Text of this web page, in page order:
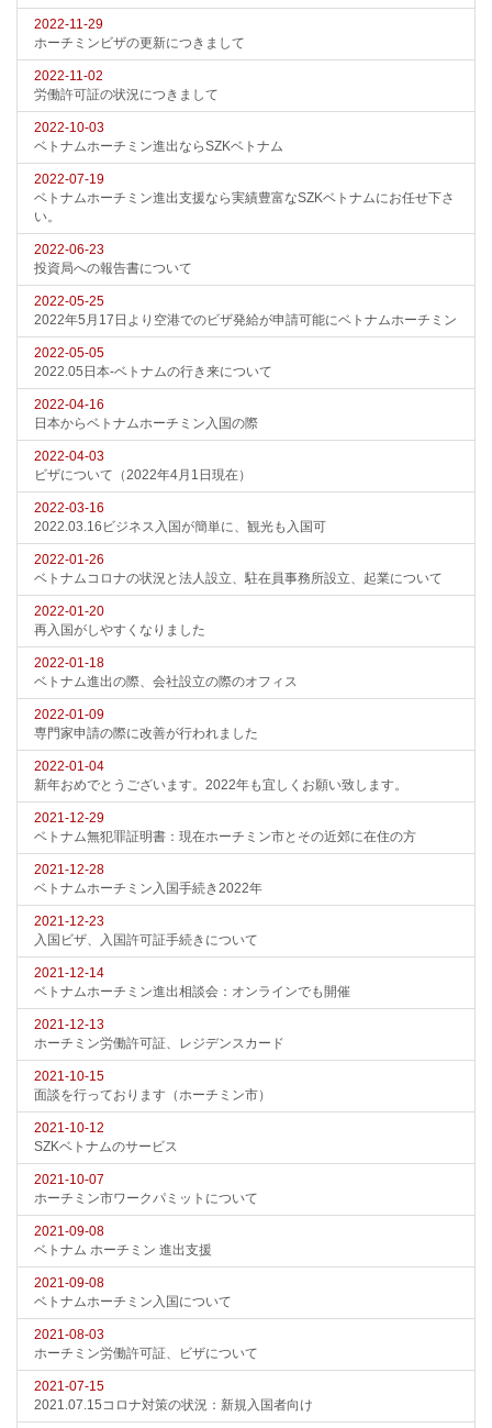
2022-11-29
ホーチミンビザの更新につきまして
2022-11-02
労働許可証の状況につきまして
2022-10-03
ベトナムホーチミン進出ならSZKベトナム
2022-07-19
ベトナムホーチミン進出支援なら実績豊富なSZKベトナムにお任せ下さ
い。
2022-06-23
投資局への報告書について
2022-05-25
2022年5月17日より空港でのビザ発給が申請可能にベトナムホーチミン
2022-05-05
2022.05日本-ベトナムの行き来について
2022-04-16
日本からベトナムホーチミン入国の際
2022-04-03
ビザについて（2022年4月1日現在）
2022-03-16
2022.03.16ビジネス入国が簡単に、観光も入国可
2022-01-26
ベトナムコロナの状況と法人設立、駐在員事務所設立、起業について
2022-01-20
再入国がしやすくなりました
2022-01-18
ベトナム進出の際、会社設立の際のオフィス
2022-01-09
専門家申請の際に改善が行われました
2022-01-04
新年おめでとうございます。2022年も宜しくお願い致します。
2021-12-29
ベトナム無犯罪証明書：現在ホーチミン市とその近郊に在住の方
2021-12-28
ベトナムホーチミン入国手続き2022年
2021-12-23
入国ビザ、入国許可証手続きについて
2021-12-14
ベトナムホーチミン進出相談会：オンラインでも開催
2021-12-13
ホーチミン労働許可証、レジデンスカード
2021-10-15
面談を行っております（ホーチミン市）
2021-10-12
SZKベトナムのサービス
2021-10-07
ホーチミン市ワークパミットについて
2021-09-08
ベトナム ホーチミン 進出支援
2021-09-08
ベトナムホーチミン入国について
2021-08-03
ホーチミン労働許可証、ビザについて
2021-07-15
2021.07.15コロナ対策の状況：新規入国者向け